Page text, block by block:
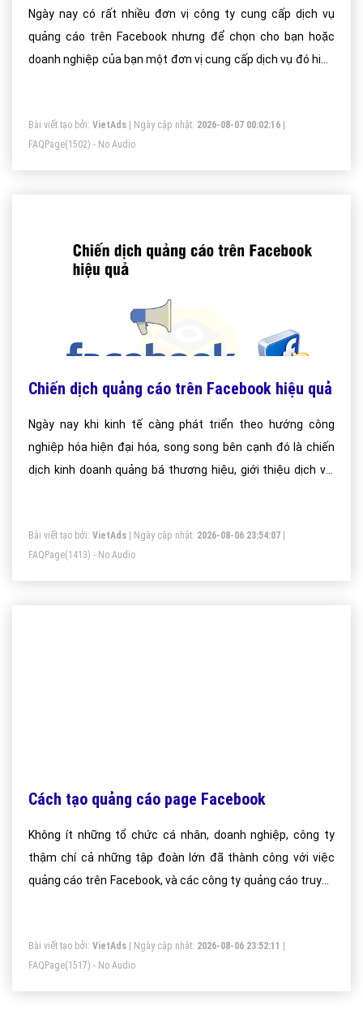
Ngày nay có rất nhiều đơn vị công ty cung cấp dịch vụ
quảng cáo trên Facebook nhưng để chọn cho bạn hoặc
doanh nghiệp của bạn một đơn vị cung cấp dịch vụ đó hiệu
Bài viết tạo bởi: VietAds | Ngày cập nhật: 2026-08-07 00:02:16
FAQPage(1502) - No Audio
Chiến dịch quảng cáo trên Facebook hiệu quả
Ngày nay khi kinh tế càng phát triển theo hướng công
nghiệp hóa hiện đại hóa, song song bên cạnh đó là chiến
dịch kinh doanh quảng bá thương hiệu, giới thiệu dịch vụ,
Bài viết tạo bởi: VietAds | Ngày cập nhật: 2026-08-06 23:54:07
FAQPage(1413) - No Audio
Cách tạo quảng cáo page Facebook
Không ít những tổ chức cá nhân, doanh nghiệp, công ty
thậm chí cả những tập đoàn lớn đã thành công với việc
quảng cáo trên Facebook, và các công ty quảng cáo truyền
trên fan Page lên đến vài chục triệu người.
Bài viết tạo bởi: VietAds | Ngày cập nhật: 2026-08-06 23:52:11
FAQPage(1517) - No Audio